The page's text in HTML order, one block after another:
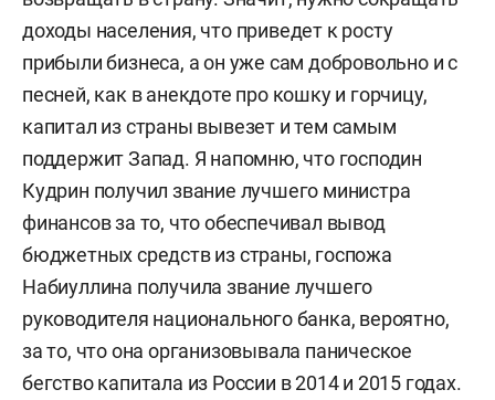
доходы населения, что приведет к росту
прибыли бизнеса, а он уже сам добровольно и с
песней, как в анекдоте про кошку и горчицу,
капитал из страны вывезет и тем самым
поддержит Запад. Я напомню, что господин
Кудрин получил звание лучшего министра
финансов за то, что обеспечивал вывод
бюджетных средств из страны, госпожа
Набиуллина получила звание лучшего
руководителя национального банка, вероятно,
за то, что она организовывала паническое
бегство капитала из России в 2014 и 2015 годах.